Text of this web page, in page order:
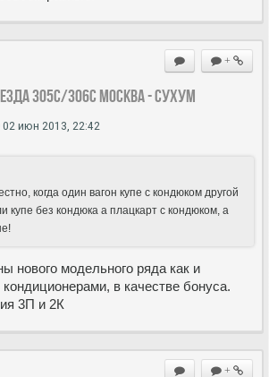
+
305С/306С Москва - Сухум
02 июн 2013, 22:42
когда один вагон купе с кондюком другой
купе без кондюка а плацкарт с кондюком, а
нового модельного ряда как и
в качестве бонуса.
3П и 2К
+